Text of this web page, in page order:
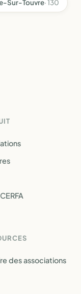
Sur-Touvre· 130
des associations